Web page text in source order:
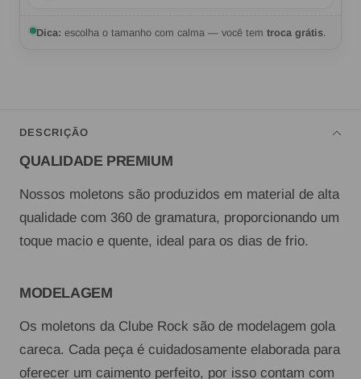
Dica: escolha o tamanho com calma — você tem troca grátis.
DESCRIÇÃO
QUALIDADE PREMIUM
Nossos moletons são produzidos em material de alta
qualidade com 360 de gramatura, proporcionando um
toque macio e quente, ideal para os dias de frio.
MODELAGEM
Os moletons da Clube Rock são de modelagem gola
careca. Cada peça é cuidadosamente elaborada para
oferecer um caimento perfeito, por isso contam com